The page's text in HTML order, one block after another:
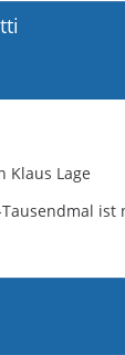
an
Torwart-
Verein
Klaus Lage
ist